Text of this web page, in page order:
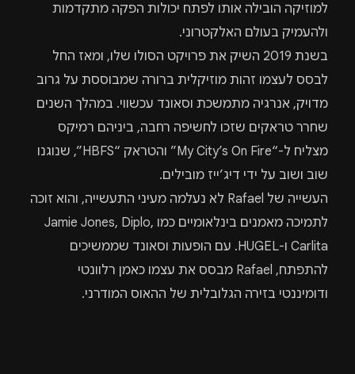
למוזיקה הובילה אותו לפתח יכולות הפקה מתקדמות
ולהעמיק בעולם האלקטרוני.
בשנת 2019 השיק את פרויקט הסולו שלו, ומאז החל
לבסס לעצמו זהות מוזיקלית ברורה שמבוססת על גרוב
מדויק, אנרגיה מתמשכת וסאונד עכשווי. במהלך השנים
שחרר טראקים שזכו לחשיפה רחבה, ביניהם רמיקס
מצליח ל-“My City’s On Fire” והטראק “HBFS”, שנוגנו
שוב ושוב על ידי דיג’ייז מובילים.
העשייה של Rafael לא נעלמה מעיני התעשייה, והוא זוכה
לתמיכה מאמנים בינלאומיים כמו
Jamie Jones, Diplo,
Carlita ו-HUGEL. עם הופעות וסאונד שממשיכים
להתפתח, Rafael מבסס את עצמו כאמן רלוונטי
ודומיננטי בזירה הגלובלית של ההאוס המודרני.